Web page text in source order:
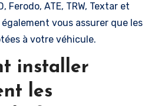
Ferodo, ATE, TRW, Textar et
également vous assurer que les
à votre véhicule.
installer
les